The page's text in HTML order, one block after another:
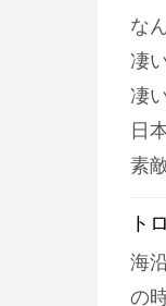
な
凄
凄
日
素
トロ
海
の